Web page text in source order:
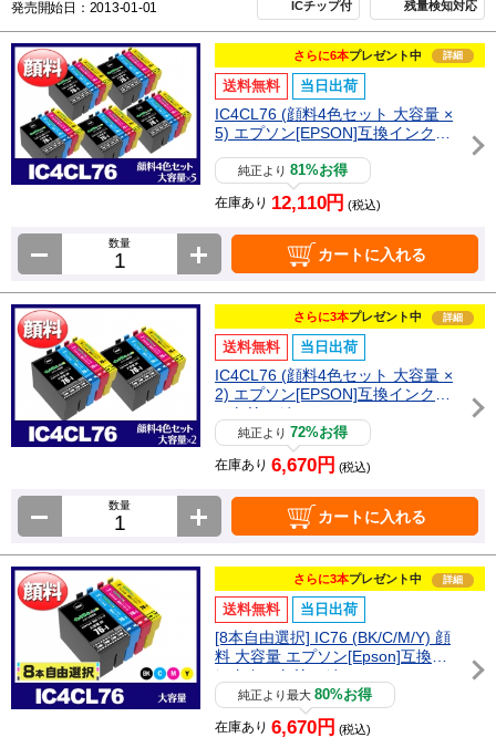
発売開始日：2013-01-01 ICチップ付 残量検知対応
さらに6本プレゼント中 詳細
送料無料 当日出荷
IC4CL76 (顔料4色セット 大容量 ×
5) エプソン[EPSON]互換インクカ
純正より81%お得
在庫あり 12,110円 (税込)
数量
カートに入れる
さらに3本プレゼント中 詳細
送料無料 当日出荷
IC4CL76 (顔料4色セット 大容量 ×
2) エプソン[EPSON]互換インクカ
ートリッジ
純正より72%お得
在庫あり 6,670円 (税込)
数量
カートに入れる
さらに3本プレゼント中 詳細
送料無料 当日出荷
[8本自由選択] IC76 (BK/C/M/Y) 顔
料 大容量 エプソン[Epson]互換イ
ンクカートリッジ
純正より最大80%お得
在庫あり 6,670円 (税込)